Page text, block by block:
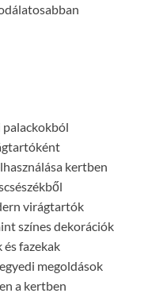
kertben
virágtartók
színes dekorációk
fazekak
megoldások
a kertben